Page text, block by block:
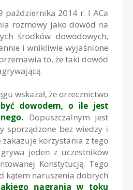
października 2014 r. I ACa
rozmowy jako dowód na
środków dowodowych,
i wnikliwie wyjaśnione
to, że taki dowód
wskazał, że orzecznictwo
dowodem, o ile jest
Dopuszczalnym jest
sporządzone bez wiedzy i
korzystania z tego
jeden z uczestników
Konstytucją. Tego
kątem naruszenia dobrych
nagrania w toku